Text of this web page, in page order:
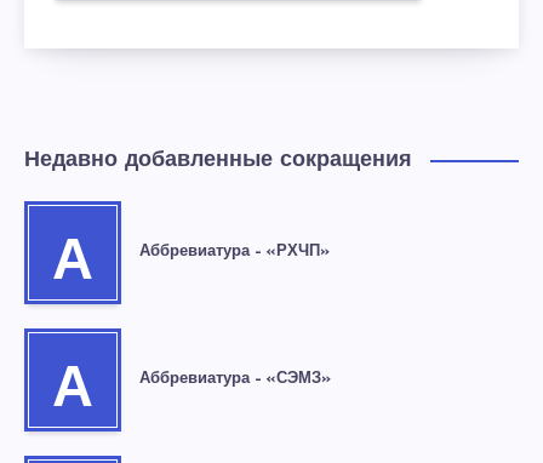
Недавно добавленные сокращения
А Аббревиатура – «РХЧП»
А Аббревиатура – «СЭМЗ»